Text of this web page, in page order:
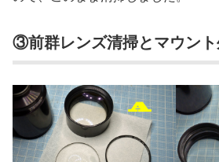
③前群レンズ清掃とマウント